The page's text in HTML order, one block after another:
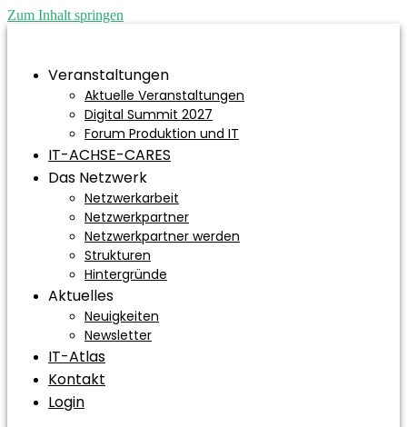
Zum Inhalt springen
Veranstaltungen
Aktuelle Veranstaltungen
Digital Summit 2027
Forum Produktion und IT
IT-ACHSE-CARES
Das Netzwerk
Netzwerkarbeit
Netzwerkpartner
Netzwerkpartner werden
Strukturen
Hintergründe
Aktuelles
Neuigkeiten
Newsletter
IT-Atlas
Kontakt
Login